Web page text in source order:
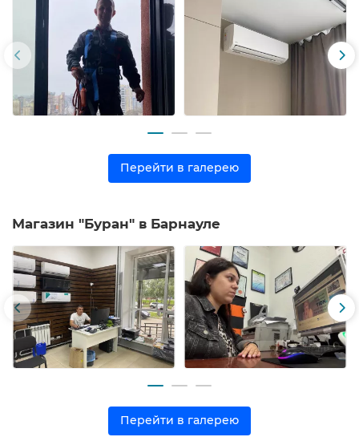
Перейти в галерею
Магазин "Буран" в Барнауле
Перейти в галерею